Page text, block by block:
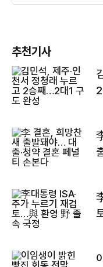
추천기사